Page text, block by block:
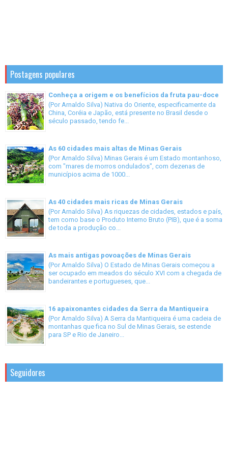
Postagens populares
Conheça a origem e os benefícios da fruta pau-doce
(Por Arnaldo Silva) Nativa do Oriente, especificamente da
China, Coréia e Japão, está presente no Brasil desde o
século passado, tendo fe...
As 60 cidades mais altas de Minas Gerais
(Por Arnaldo Silva) Minas Gerais é um Estado montanhoso,
com "mares de morros ondulados", com dezenas de
municípios acima de 1000...
As 40 cidades mais ricas de Minas Gerais
(Por Arnaldo Silva) As riquezas de cidades, estados e país,
tem como base o Produto Interno Bruto (PIB), que é a soma
de toda a produção co...
As mais antigas povoações de Minas Gerais
(Por Arnaldo Silva) O Estado de Minas Gerais começou a
ser ocupado em meados do século XVI com a chegada de
bandeirantes e portugueses, que...
16 apaixonantes cidades da Serra da Mantiqueira
(Por Arnaldo Silva) A Serra da Mantiqueira é uma cadeia de
montanhas que fica no Sul de Minas Gerais, se estende
para SP e Rio de Janeiro...
Seguidores